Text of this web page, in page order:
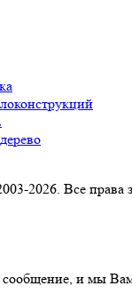
2026. Все права
сообщение, и мы